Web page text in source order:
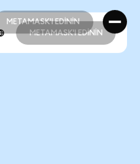
METAMASK'I EDİNİN
METAMASK'I EDİNİN
METAMASK'I EDİNİN